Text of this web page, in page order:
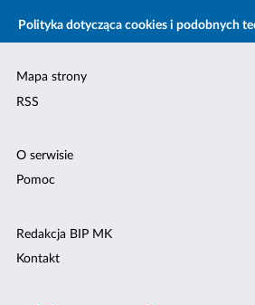
Polityka dotycząca cookies i podobnych
Mapa strony
RSS
O serwisie
Pomoc
Redakcja BIP MK
Kontakt